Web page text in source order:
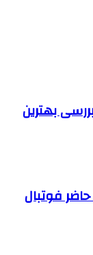
بهترین
۳۵ سال حال حاضر فوتبال